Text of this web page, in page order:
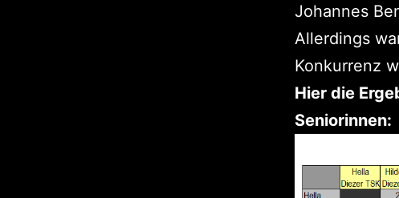
Johannes
Allerdings
Konkurrenz
Hier die
Seniorinnen: